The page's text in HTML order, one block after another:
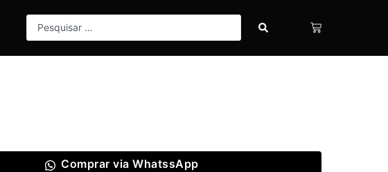
Comprar via WhatssApp